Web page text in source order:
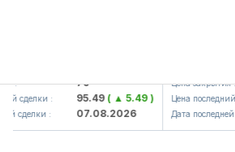
: 79
сделки : 95.49( ▲ 5.49 )
сделки : 07.08.2026
Цена закрытия :
Цена последний
Дата последней